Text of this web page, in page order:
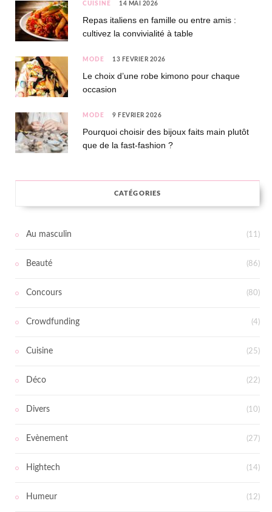
CUISINE 14 MAI 2026
Repas italiens en famille ou entre amis :
cultivez la convivialité à table
MODE 13 FÉVRIER 2026
Le choix d’une robe kimono pour chaque
occasion
MODE 9 FÉVRIER 2026
Pourquoi choisir des bijoux faits main plutôt
que de la fast-fashion ?
CATÉGORIES
Au masculin (11)
Beauté (86)
Concours (80)
Crowdfunding (4)
Cuisine (25)
Déco (22)
Divers (10)
Evènement (27)
Hightech (14)
Humeur (12)